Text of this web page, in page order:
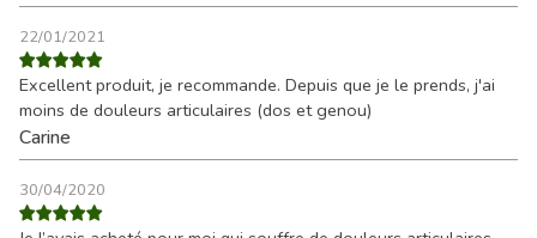
22/01/2021
Excellent produit, je recommande. Depuis que je le prends, j'ai
moins de douleurs articulaires (dos et genou)
Carine
30/04/2020